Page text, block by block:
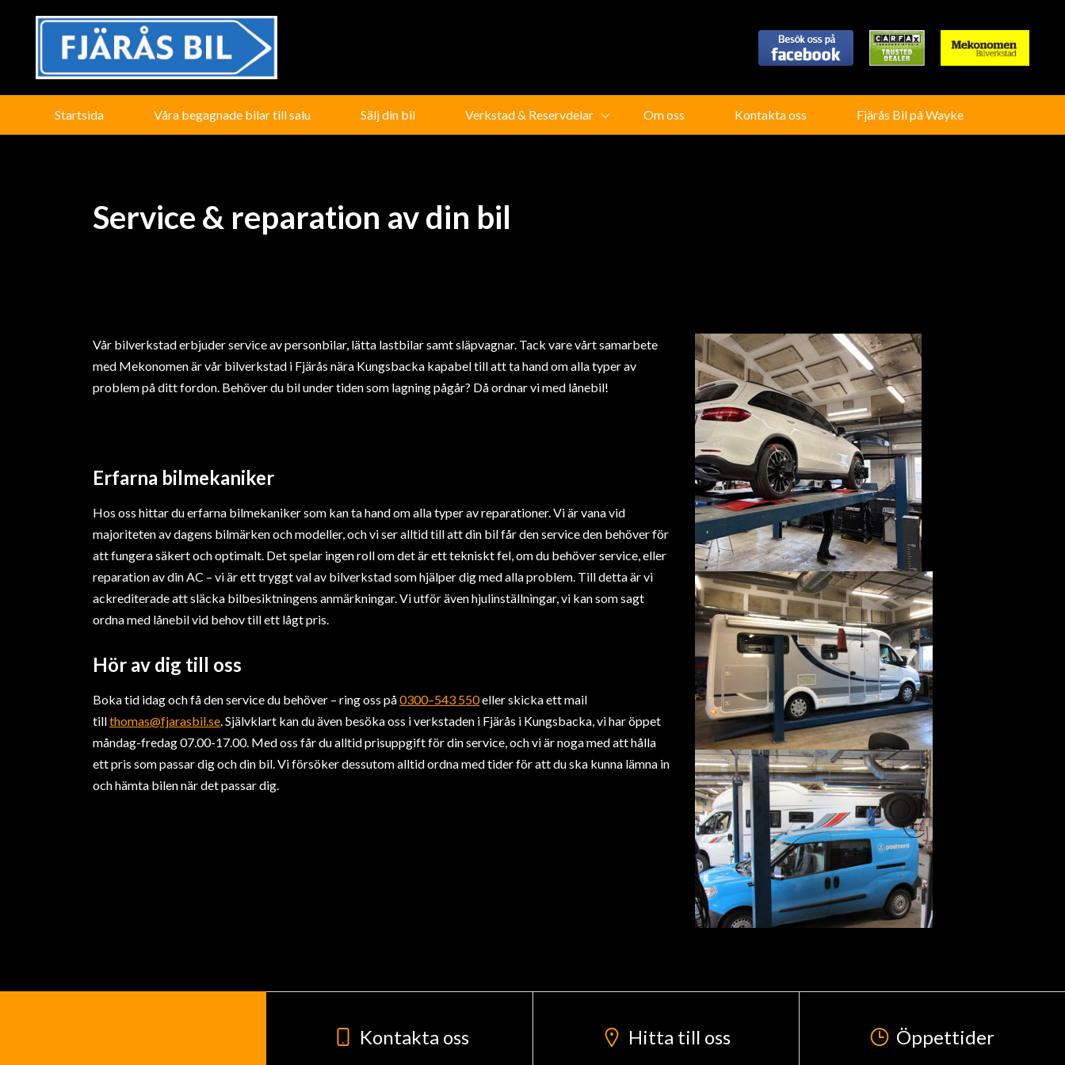
Startsida Våra begagnade bilar till salu Sälj din bil Verkstad & Reservdelar Om oss Kontakta oss Fjärås Bil på Wayke
Service & reparation av din bil
Vår bilverkstad erbjuder service av personbilar, lätta lastbilar samt släpvagnar. Tack vare vårt samarbete
med Mekonomen är vår bilverkstad i Fjärås nära Kungsbacka kapabel till att ta hand om alla typer av
problem på ditt fordon. Behöver du bil under tiden som lagning pågår? Då ordnar vi med lånebil!
Erfarna bilmekaniker
Hos oss hittar du erfarna bilmekaniker som kan ta hand om alla typer av reparationer. Vi är vana vid
majoriteten av dagens bilmärken och modeller, och vi ser alltid till att din bil får den service den behöver för
att fungera säkert och optimalt. Det spelar ingen roll om det är ett tekniskt fel, om du behöver service, eller
reparation av din AC – vi är ett tryggt val av bilverkstad som hjälper dig med alla problem. Till detta är vi
ackrediterade att släcka bilbesiktningens anmärkningar. Vi utför även hjulinställningar, vi kan som sagt
ordna med lånebil vid behov till ett lågt pris.
Hör av dig till oss
Boka tid idag och få den service du behöver – ring oss på0300–543 550eller skicka ett mail
tillthomas@fjarasbil.se. Självklart kan du även besöka oss i verkstaden i Fjärås i Kungsbacka, vi har öppet
måndag-fredag 07.00-17.00. Med oss får du alltid prisuppgift för din service, och vi är noga med att hålla
ett pris som passar dig och din bil. Vi försöker dessutom alltid ordna med tider för att du ska kunna lämna in
och hämta bilen när det passar dig.
Kontakta oss Hitta till oss Öppettider